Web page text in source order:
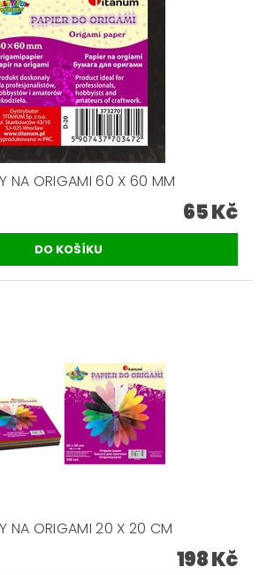
NA ORIGAMI 60 X 60 MM
65 Kč
NA ORIGAMI 20 X 20 CM
198 Kč